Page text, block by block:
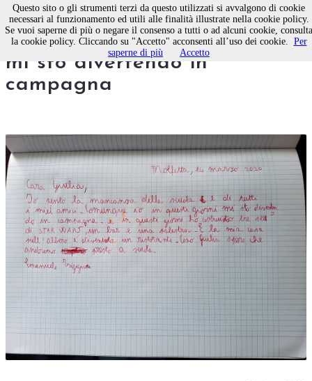
Cara Giulia, in questi giorni
mi sto divertendo in
campagna
Questo sito o gli strumenti terzi da questo utilizzati si avvalgono di cookie
necessari al funzionamento ed utili alle finalità illustrate nella cookie policy.
Se vuoi saperne di più o negare il consenso a tutti o ad alcuni cookie, consulta
la cookie policy. Cliccando su "Accetto" acconsenti all’uso dei cookie. Per
saperne di più
Accetto